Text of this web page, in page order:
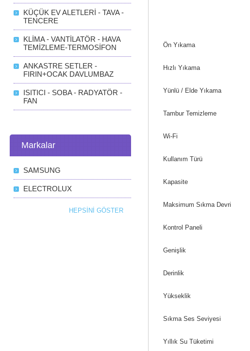
Ön Yıkama
Hızlı Yıkama
Yünlü / Elde Yıkama
Tambur Temizleme
Wi-Fi
Kullanım Türü
Kapasite
Maksimum Sıkma Devri
Kontrol Paneli
Genişlik
Derinlik
Yükseklik
Sıkma Ses Seviyesi
Yıllık Su Tüketimi
KÜÇÜK EV ALETLERİ - TAVA -
TENCERE
KLİMA - VANTİLATÖR - HAVA
TEMİZLEME-TERMOSİFON
ANKASTRE SETLER -
FIRIN+OCAK DAVLUMBAZ
ISITICI - SOBA - RADYATÖR -
FAN
Markalar
SAMSUNG
ELECTROLUX
HEPSINI GÖSTER